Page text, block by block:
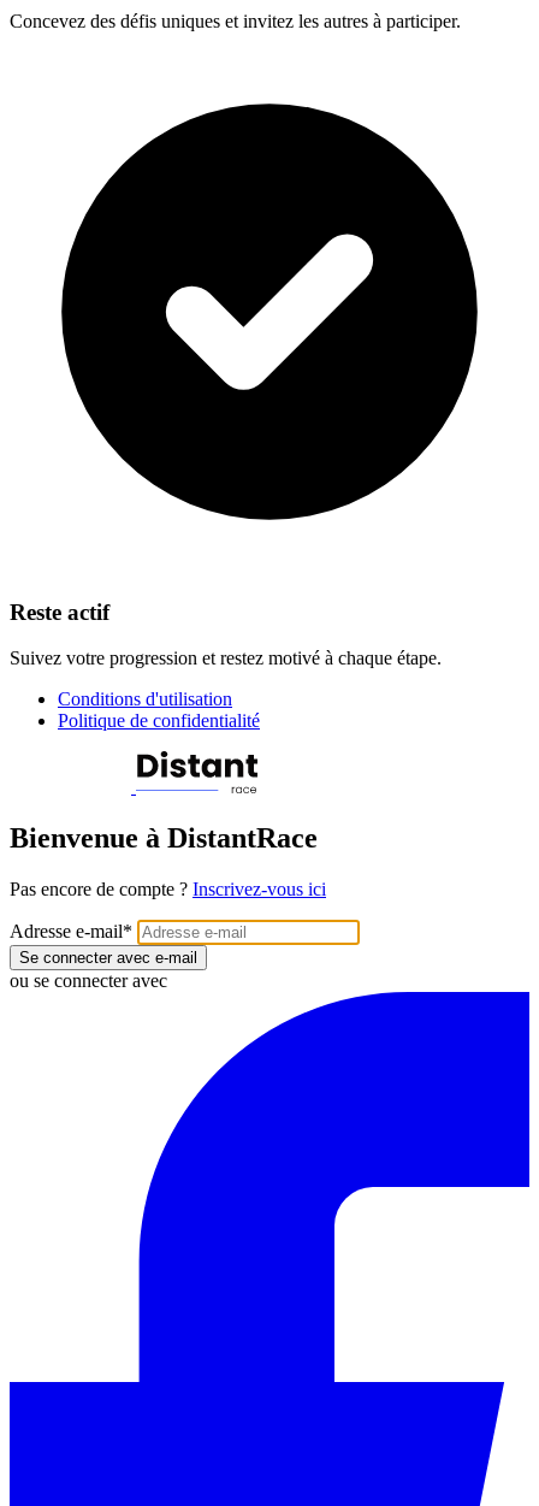
Concevez des défis uniques et invitez les autres à participer.
Reste actif
Suivez votre progression et restez motivé à chaque étape.
Conditions d'utilisation
Politique de confidentialité
Bienvenue à DistantRace
Pas encore de compte ? Inscrivez-vous ici
Adresse e-mail*
Se connecter avec e-mail
ou se connecter avec